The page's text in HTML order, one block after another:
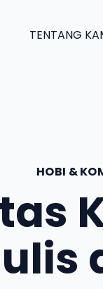
TENTANG
HOBI &